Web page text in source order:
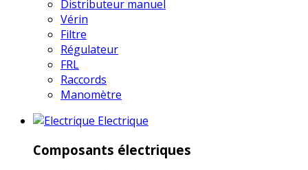
Distributeur manuel
Vérin
Filtre
Régulateur
FRL
Raccords
Manomètre
Electrique
Composants électriques